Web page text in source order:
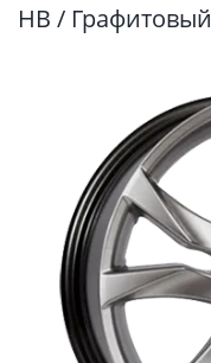
HB / Графитовый